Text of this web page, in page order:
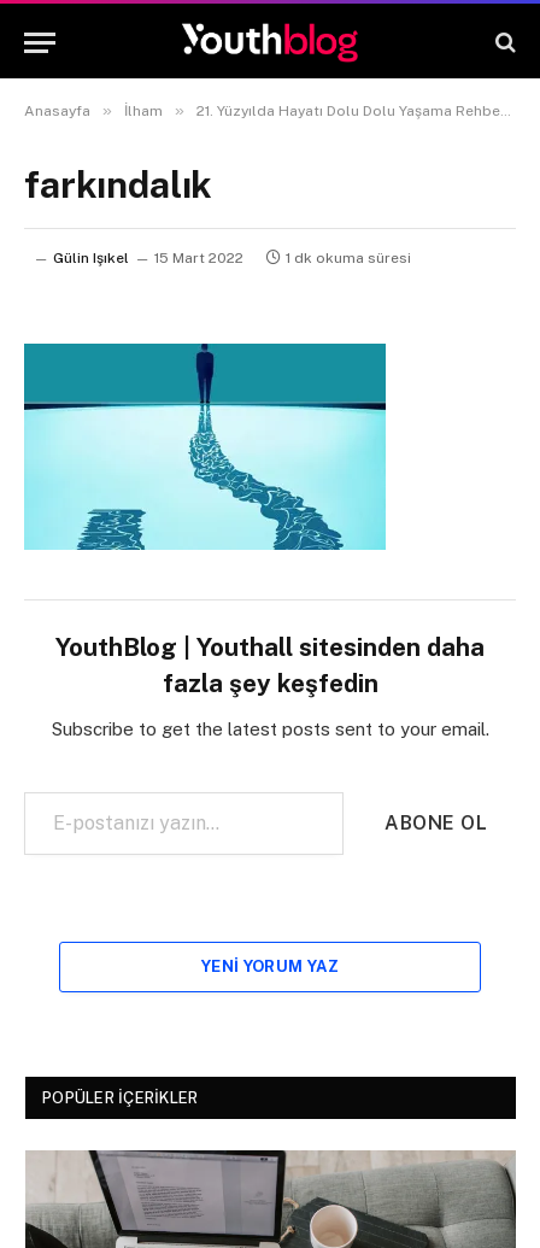
Anasayfa » İlham » 21. Yüzyılda Hayatı Dolu Dolu Yaşama Rehberi
farkındalık
Gülin Işıkel 15 Mart 2022 1 dk okuma süresi
YouthBlog | Youthall sitesinden daha
fazla şey keşfedin
Subscribe to get the latest posts sent to your email.
E-postanızı yazın…
ABONE OL
YENI YORUM YAZ
POPÜLER İÇERIKLER